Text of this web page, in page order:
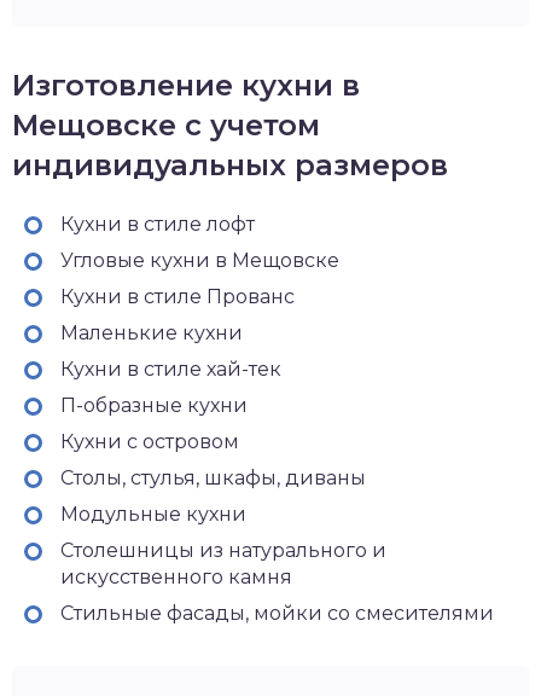
Изготовление кухни в
Мещовске с учетом
индивидуальных размеров
Кухни в стиле лофт
Угловые кухни в Мещовске
Кухни в стиле Прованс
Маленькие кухни
Кухни в стиле хай-тек
П-образные кухни
Кухни с островом
Столы, стулья, шкафы, диваны
Модульные кухни
Столешницы из натурального и
искусственного камня
Стильные фасады, мойки со смесителями